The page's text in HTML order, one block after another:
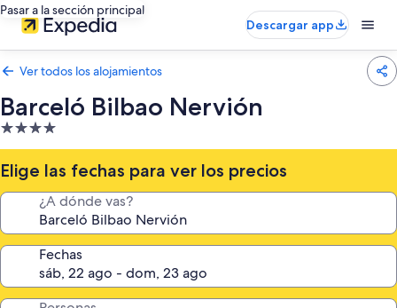
Pasar a la sección principal
Descargar app
Ver todos los alojamientos
Barceló Bilbao Nervión
Alojamiento
de
4.0 estrellas
Elige las fechas para ver los precios
¿A dónde vas?
Fechas